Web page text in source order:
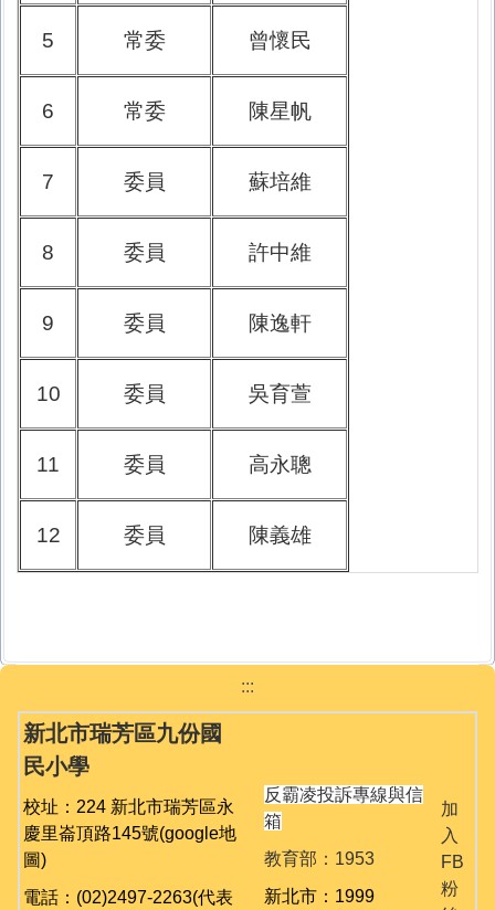
5 常委 曾懷民
6 常委 陳星帆
7 委員 蘇培維
8 委員 許中維
9 委員 陳逸軒
10 委員 吳育萱
11 委員 高永聰
12 委員 陳義雄
:::
新北市瑞芳區九份國
民小學
校址：224 新北市瑞芳區永
慶里崙頂路145號(google地
圖)
電話：(02)2497-2263(代表
反霸凌投訴專線與信
箱
教育部：1953
新北市：1999
加
入
FB
粉